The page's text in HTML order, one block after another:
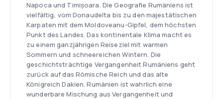
Napoca und Timișoara. Die Geografie Rumäniens ist
vielfältig, vom Donaudelta bis zu den majestätischen
Karpaten mit dem Moldoveanu-Gipfel, dem höchsten
Punkt des Landes. Das kontinentale Klima macht es
zu einem ganzjährigen Reiseziel mit warmen
Sommern und schneereichen Wintern. Die
geschichtsträchtige Vergangenheit Rumäniens geht
zurück auf das Römische Reich und das alte
Königreich Dakien. Rumänien ist wahrlich eine
wunderbare Mischung aus Vergangenheit und